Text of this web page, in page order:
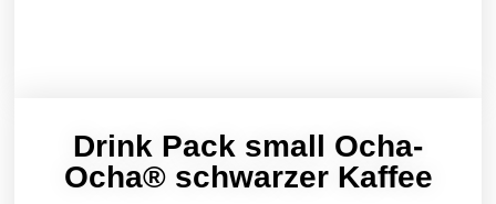
Drink Pack small Ocha-
Ocha® schwarzer Kaffee